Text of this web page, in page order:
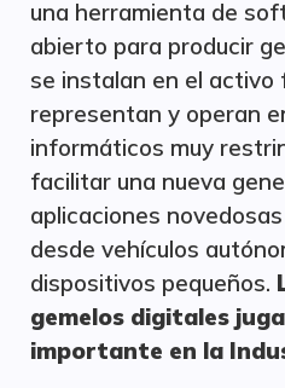
una herramienta de
abierto para producir
se instalan en el activo
representan y operan
informáticos muy
facilitar una nueva
aplicaciones
desde vehículos
dispositivos pequeños.
gemelos digitales
importante en la